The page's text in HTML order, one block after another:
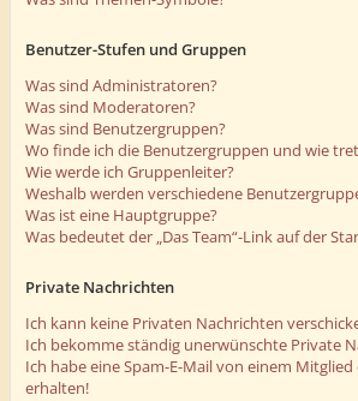
Benutzer-Stufen und Gruppen
Was sind Administratoren?
Was sind Moderatoren?
Was sind Benutzergruppen?
Wo finde ich die Benutzergruppen und wie
Wie werde ich Gruppenleiter?
Weshalb werden verschiedene
Was ist eine Hauptgruppe?
Was bedeutet der „Das Team“-Link auf der
Private Nachrichten
Ich kann keine Privaten Nachrichten
Ich bekomme ständig unerwünschte Private
Ich habe eine Spam-E-Mail von einem
erhalten!